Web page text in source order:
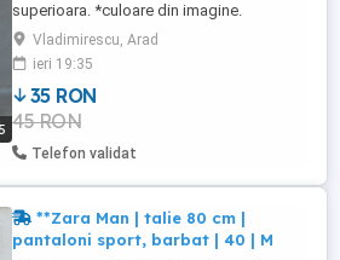
5
superioara. *culoare din imagine.
*material din imagine. ***stare buna.
produs utilizat. NU FAC SCHIMBURI
Vladimirescu, Arad
ieri 19:35
35 RON
45 RON
Telefon validat
**Zara Man | talie 80 cm |
pantaloni sport, barbat | 40 | M